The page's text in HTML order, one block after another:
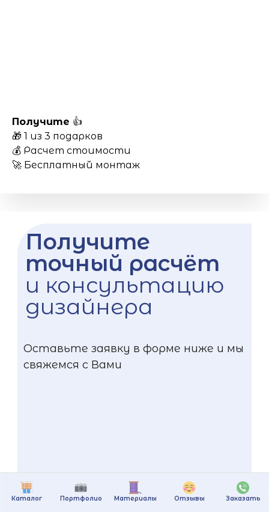
Каталог Портфолио Материалы Отзывы Заказать
Получите 👍
🎁 1 из 3 подарков
💰 Расчет стоимости
🚀 Бесплатный монтаж
Получите
точный расчёт
и консультацию
дизайнера
Оставьте заявку в форме ниже и мы
свяжемся с Вами